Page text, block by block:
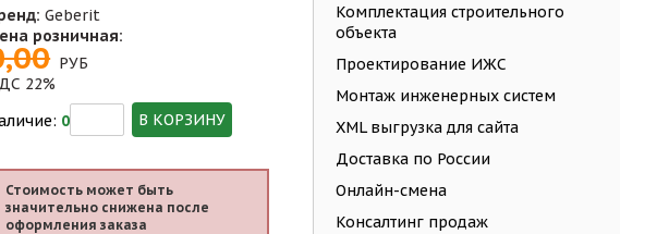
Geberit
розничная:
РУБ
22%
0 В КОРЗИНУ
Стоимость может быть
значительно снижена после
оформления заказа
Комплектация строительного
объекта
Проектирование ИЖС
Монтаж инженерных систем
XML выгрузка для сайта
Доставка по России
Онлайн-смена
Консалтинг продаж